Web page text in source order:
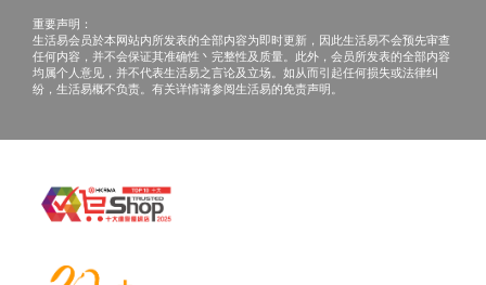
重要声明：
生活易会员於本网站内所发表的全部内容为即时更新，因此生活易不会预先审查
任何内容，并不会保证其准确性丶完整性及质量。此外，会员所发表的全部内容
均属个人意见，并不代表生活易之言论及立场。如从而引起任何损失或法律纠
纷，生活易概不负责。有关详情请参阅生活易的免责声明。